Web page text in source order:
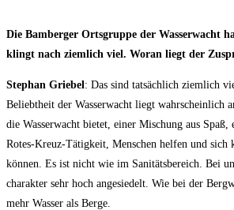
Die Bam­ber­ger Orts­grup­pe der Was­ser­wacht
klingt nach ziem­lich viel. Wor­an liegt der
Ste­phan Grie­bel : Das sind tat­säch­lich ziem­lich
Beliebt­heit der Was­ser­wacht liegt wahr­schein­lich
die Was­ser­wacht bie­tet, einer Mischung aus Spaß,
Rotes-Kreuz-Tätig­keit, Men­schen hel­fen und sich
kön­nen. Es ist nicht wie im Sani­täts­be­reich. Bei
cha­rak­ter sehr hoch ange­sie­delt. Wie bei der
mehr Was­ser als Berge.